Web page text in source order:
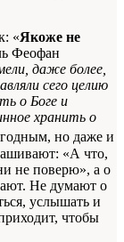
«Якоже не
Феофан
даже более,
сего целию
о Боге и
хранить о
но даже и
«А что,
не поверю», а о
Не думают о
услышать и
чтобы